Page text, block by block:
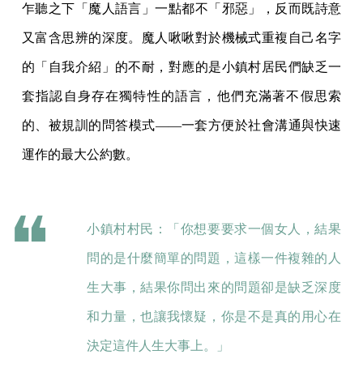
乍聽之下「魔人語言」一點都不「邪惡」，反而既詩意
又富含思辨的深度。魔人啾啾對於機械式重複自己名字
的「自我介紹」的不耐，對應的是小鎮村居民們缺乏一
套指認自身存在獨特性的語言，他們充滿著不假思索
的、被規訓的問答模式——一套方便於社會溝通與快速
運作的最大公約數。
小鎮村村民：「你想要要求一個女人，結果
問的是什麼簡單的問題，這樣一件複雜的人
生大事，結果你問出來的問題卻是缺乏深度
和力量，也讓我懷疑，你是不是真的用心在
決定這件人生大事上。」